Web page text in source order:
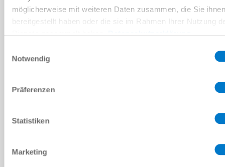
möglicherweise mit weiteren Daten zusammen, die Sie ihnen
bereitgestellt haben oder die sie im Rahmen Ihrer Nutzung
Notwendig
Präferenzen
Statistiken
Marketing